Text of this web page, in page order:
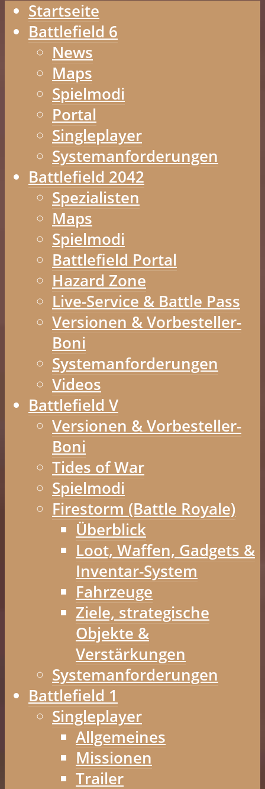
Startseite
Battlefield 6
News
Maps
Spielmodi
Portal
Singleplayer
Systemanforderungen
Battlefield 2042
Spezialisten
Maps
Spielmodi
Battlefield Portal
Hazard Zone
Live-Service & Battle Pass
Versionen & Vorbesteller-
Boni
Systemanforderungen
Videos
Battlefield V
Versionen & Vorbesteller-
Boni
Tides of War
Spielmodi
Firestorm (Battle Royale)
Überblick
Loot, Waffen, Gadgets &
Inventar-System
Fahrzeuge
Ziele, strategische
Objekte &
Verstärkungen
Systemanforderungen
Battlefield 1
Singleplayer
Allgemeines
Missionen
Trailer